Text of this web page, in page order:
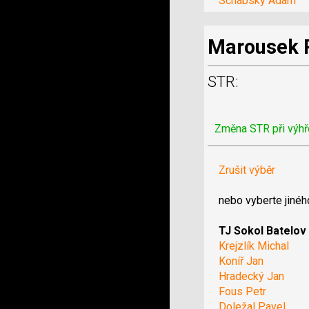
Marousek
STR:
Změna STR při
Zrušit výběr
nebo vyberte
TJ Sokol Batelov
Krejzlík Michal
Koníř Jan
Hradecký Jan
Fous Petr